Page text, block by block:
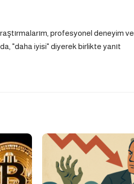
profesyonel deneyim ve
"daha iyisi" diyerek birlikte yanıt